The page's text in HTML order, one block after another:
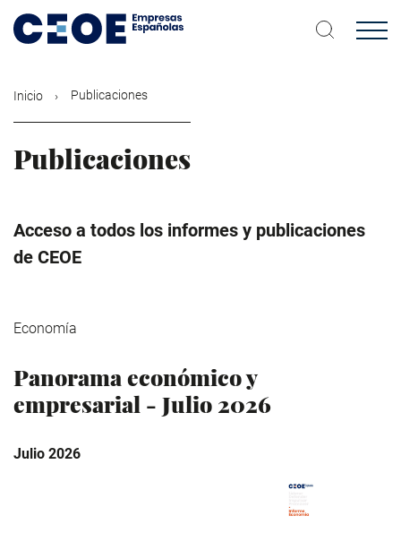
contenido
Inicio Publicaciones
Publicaciones
Acceso a todos los informes y publicaciones
de CEOE
Economía
Panorama económico y
empresarial - Julio 2026
Julio 2026